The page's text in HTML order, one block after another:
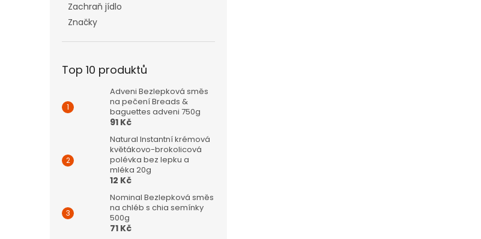
Zachraň jídlo
Značky
Top 10 produktů
Adveni Bezlepková směs
na pečení Breads &
baguettes adveni 750g
91 Kč
Natural Instantní krémová
květákovo-brokolicová
polévka bez lepku a
mléka 20g
12 Kč
Nominal Bezlepková směs
na chléb s chia semínky
500g
71 Kč